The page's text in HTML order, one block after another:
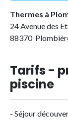
Thermes à
24 Avenue des
88370
Tarifs -
piscine
- Séjour